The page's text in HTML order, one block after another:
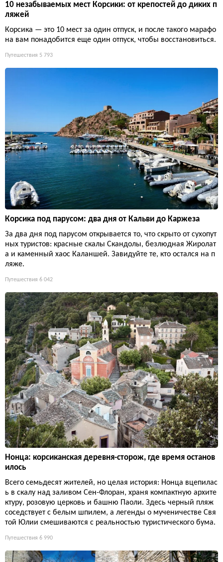
10 незабываемых мест Корсики: от крепостей до диких п
ляжей
Корсика — это 10 мест за один отпуск, и после такого марафо
на вам понадобится еще один отпуск, чтобы восстановиться.
Путешествия 5 793
Корсика под парусом: два дня от Кальви до Каржеза
За два дня под парусом открывается то, что скрыто от сухопут
ных туристов: красные скалы Скандолы, безлюдная Жиролат
а и каменный хаос Каланшей. Завидуйте те, кто остался на п
ляже.
Путешествия 6 042
Нонца: корсиканская деревня-сторож, где время останов
илось
Всего семьдесят жителей, но целая история: Нонца вцепилас
ь в скалу над заливом Сен-Флоран, храня компактную архите
ктуру, розовую церковь и башню Паоли. Здесь черный пляж
соседствует с белым шпилем, а легенды о мученичестве Свя
той Юлии смешиваются с реальностью туристического бума.
Путешествия 6 990